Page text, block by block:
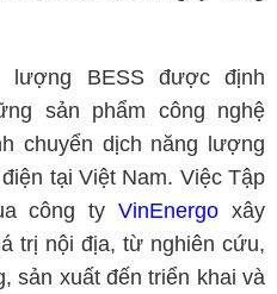
BESS được định
sản phẩm công nghệ
chuyển dịch năng lượng
tại Việt Nam. Việc Tập
công tyVinEnergo xây
trị nội địa, từ nghiên cứu,
sản xuất đến triển khai và